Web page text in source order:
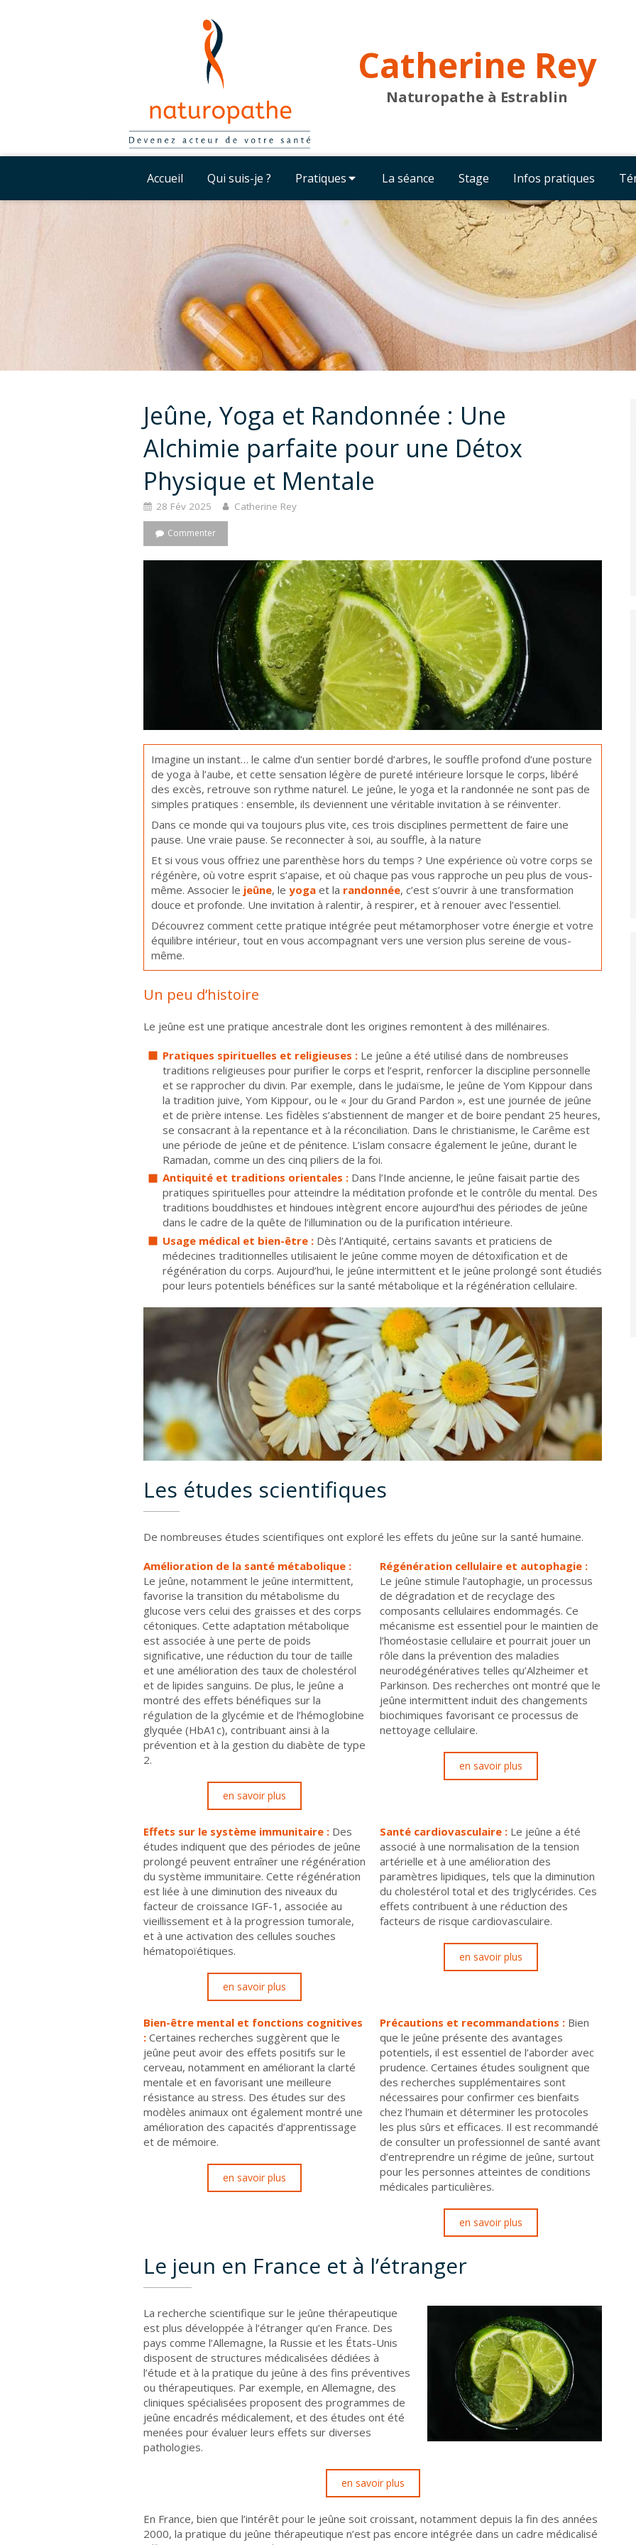
Catherine Rey
Naturopathe à Estrablin
Accueil Qui suis-je ? Pratiques La séance Stage Infos pratiques
Jeûne, Yoga et Randonnée : Une
Alchimie parfaite pour une Détox
Physique et Mentale
28 Fév 2025 Catherine Rey
Commenter
Imagine un instant… le calme d’un sentier bordé d’arbres, le souffle profond d’une posture
de yoga à l’aube, et cette sensation légère de pureté intérieure lorsque le corps, libéré
des excès, retrouve son rythme naturel. Le jeûne, le yoga et la randonnée ne sont pas de
simples pratiques : ensemble, ils deviennent une véritable invitation à se réinventer.
Dans ce monde qui va toujours plus vite, ces trois disciplines permettent de faire une
pause. Une vraie pause. Se reconnecter à soi, au souffle, à la nature
Et si vous vous offriez une parenthèse hors du temps ? Une expérience où votre corps se
régénère, où votre esprit s’apaise, et où chaque pas vous rapproche un peu plus de vous-
même. Associer le jeûne, le yoga et la randonnée, c’est s’ouvrir à une transformation
douce et profonde. Une invitation à ralentir, à respirer, et à renouer avec l’essentiel.
Découvrez comment cette pratique intégrée peut métamorphoser votre énergie et votre
équilibre intérieur, tout en vous accompagnant vers une version plus sereine de vous-
même.
Un peu d’histoire
Le jeûne est une pratique ancestrale dont les origines remontent à des millénaires.
Pratiques spirituelles et religieuses : Le jeûne a été utilisé dans de nombreuses
traditions religieuses pour purifier le corps et l’esprit, renforcer la discipline personnelle
et se rapprocher du divin. Par exemple, dans le judaïsme, le jeûne de Yom Kippour dans
la tradition juive, Yom Kippour, ou le « Jour du Grand Pardon », est une journée de jeûne
et de prière intense. Les fidèles s’abstiennent de manger et de boire pendant 25 heures,
se consacrant à la repentance et à la réconciliation. Dans le christianisme, le Carême est
une période de jeûne et de pénitence. L’islam consacre également le jeûne, durant le
Ramadan, comme un des cinq piliers de la foi.
Antiquité et traditions orientales : Dans l’Inde ancienne, le jeûne faisait partie des
pratiques spirituelles pour atteindre la méditation profonde et le contrôle du mental. Des
traditions bouddhistes et hindoues intègrent encore aujourd’hui des périodes de jeûne
dans le cadre de la quête de l’illumination ou de la purification intérieure.
Usage médical et bien-être : Dès l’Antiquité, certains savants et praticiens de
médecines traditionnelles utilisaient le jeûne comme moyen de détoxification et de
régénération du corps. Aujourd’hui, le jeûne intermittent et le jeûne prolongé sont étudiés
pour leurs potentiels bénéfices sur la santé métabolique et la régénération cellulaire.
Les études scientifiques
De nombreuses études scientifiques ont exploré les effets du jeûne sur la santé humaine.
Amélioration de la santé métabolique :
Le jeûne, notamment le jeûne intermittent,
favorise la transition du métabolisme du
glucose vers celui des graisses et des corps
cétoniques. Cette adaptation métabolique
est associée à une perte de poids
significative, une réduction du tour de taille
et une amélioration des taux de cholestérol
et de lipides sanguins. De plus, le jeûne a
montré des effets bénéfiques sur la
régulation de la glycémie et de l’hémoglobine
glyquée (HbA1c), contribuant ainsi à la
prévention et à la gestion du diabète de type
2.
en savoir plus
Régénération cellulaire et autophagie :
Le jeûne stimule l’autophagie, un processus
de dégradation et de recyclage des
composants cellulaires endommagés. Ce
mécanisme est essentiel pour le maintien de
l’homéostasie cellulaire et pourrait jouer un
rôle dans la prévention des maladies
neurodégénératives telles qu’Alzheimer et
Parkinson. Des recherches ont montré que le
jeûne intermittent induit des changements
biochimiques favorisant ce processus de
nettoyage cellulaire.
en savoir plus
Effets sur le système immunitaire : Des
études indiquent que des périodes de jeûne
prolongé peuvent entraîner une régénération
du système immunitaire. Cette régénération
est liée à une diminution des niveaux du
facteur de croissance IGF-1, associée au
vieillissement et à la progression tumorale,
et à une activation des cellules souches
hématopoïétiques.
en savoir plus
Santé cardiovasculaire : Le jeûne a été
associé à une normalisation de la tension
artérielle et à une amélioration des
paramètres lipidiques, tels que la diminution
du cholestérol total et des triglycérides. Ces
effets contribuent à une réduction des
facteurs de risque cardiovasculaire.
en savoir plus
Bien-être mental et fonctions cognitives
: Certaines recherches suggèrent que le
jeûne peut avoir des effets positifs sur le
cerveau, notamment en améliorant la clarté
mentale et en favorisant une meilleure
résistance au stress. Des études sur des
modèles animaux ont également montré une
amélioration des capacités d’apprentissage
et de mémoire.
en savoir plus
Précautions et recommandations : Bien
que le jeûne présente des avantages
potentiels, il est essentiel de l’aborder avec
prudence. Certaines études soulignent que
des recherches supplémentaires sont
nécessaires pour confirmer ces bienfaits
chez l’humain et déterminer les protocoles
les plus sûrs et efficaces. Il est recommandé
de consulter un professionnel de santé avant
d’entreprendre un régime de jeûne, surtout
pour les personnes atteintes de conditions
médicales particulières.
en savoir plus
Le jeun en France et à l’étranger
La recherche scientifique sur le jeûne thérapeutique
est plus développée à l’étranger qu’en France. Des
pays comme l’Allemagne, la Russie et les États-Unis
disposent de structures médicalisées dédiées à
l’étude et à la pratique du jeûne à des fins préventives
ou thérapeutiques. Par exemple, en Allemagne, des
cliniques spécialisées proposent des programmes de
jeûne encadrés médicalement, et des études ont été
menées pour évaluer leurs effets sur diverses
pathologies.
en savoir plus
En France, bien que l’intérêt pour le jeûne soit croissant, notamment depuis la fin des années
2000, la pratique du jeûne thérapeutique n’est pas encore intégrée dans un cadre médicalisé